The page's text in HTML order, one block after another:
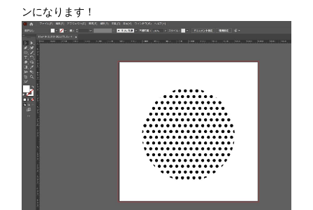
ンになります！